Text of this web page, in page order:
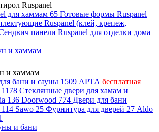
Ruspanel
для хаммам 65 Готовые формы Ruspanel
Ruspanel (клей, крепеж,
панели Ruspanel для отделки дома
и хаммам
и хаммам
бани и сауны 1509 АРТА бесплатная
1178 Стеклянные двери для хамам и
136 Doorwood 774 Двери для бани
114 Sawo 25 Фурнитура для дверей 27 Aldo
и бани